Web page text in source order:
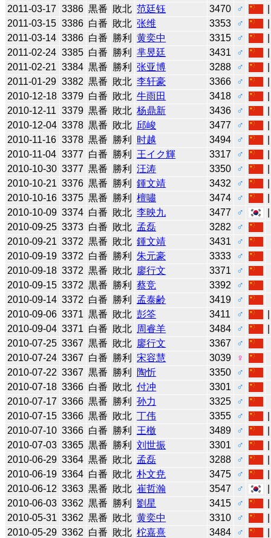
2011-03-17 3386 黒番 敗北 范廷钰 3470 ♂
2011-03-15 3386 白番 敗北 张维 3353 ♂
2011-03-14 3386 白番 勝利 黄奕中 3315 ♂
2011-02-24 3385 白番 勝利 芈昱廷 3431 ♂
2011-02-21 3384 黒番 勝利 张亚博 3288 ♂
2011-01-29 3382 黒番 敗北 李轩豪 3366 ♂
2010-12-18 3379 白番 敗北 牛雨田 3418 ♂
2010-12-11 3379 黒番 敗北 杨鼎新 3436 ♂
2010-12-04 3378 黒番 敗北 邱峻 3477 ♂
2010-11-16 3378 黒番 勝利 时越 3494 ♂
2010-11-04 3377 白番 勝利 王イク輝 3317 ♂
2010-10-30 3377 黒番 勝利 汪涛 3350 ♂
2010-10-21 3376 黒番 勝利 鍾文靖 3432 ♂
2010-10-16 3375 黒番 勝利 檀嘯 3474 ♂
2010-10-09 3374 白番 敗北 李映九 3477 ♂
2010-09-25 3373 白番 敗北 孟磊 3282
♂
2010-09-21 3372 黒番 敗北 鍾文靖 3431
♂
2010-09-19 3372 白番 勝利 朱元豪 3333
♂
2010-09-18 3372 黒番 敗北 廖行文 3371
♂
2010-09-15 3372 黒番 勝利 蔡竞 3392
♂
2010-09-14 3372 白番 勝利 孟泰齢 3419
♂
2010-09-06 3371 黒番 敗北 彭筌 3411 ♂
2010-09-04 3371 白番 敗北 周睿羊 3484 ♂
2010-07-25 3367 黒番 敗北 廖行文 3367
♂
2010-07-24 3367 白番 勝利 宋容慧 3039
♀
2010-07-22 3367 黒番 勝利 陶忻 3350
♂
2010-07-18 3366 白番 敗北 付冲 3301
♂
2010-07-17 3366 黒番 勝利 孙力 3325
♂
2010-07-15 3366 黒番 敗北 丁伟 3355 ♂
2010-07-10 3366 白番 勝利 王檄 3489 ♂
2010-07-03 3365 黒番 勝利 刘世振 3301 ♂
2010-06-29 3364 黒番 敗北 孟磊 3288 ♂
2010-06-19 3364 白番 敗北 朴文尭 3475 ♂
2010-06-12 3363 黒番 敗北 崔哲瀚 3547 ♂
2010-06-03 3362 黒番 勝利 劉星 3415 ♂
2010-05-31 3362 黒番 敗北 黄奕中 3310 ♂
2010-05-29 3362 白番 敗北 柁嘉熹 3484 ♂